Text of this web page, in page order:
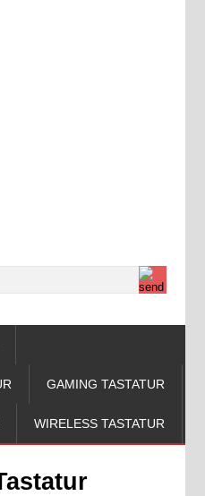
GAMING TASTATUR
WIRELESS TASTATUR